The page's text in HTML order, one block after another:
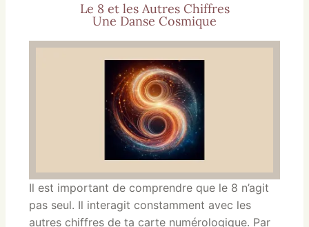
Le 8 et les Autres Chiffres
Une Danse Cosmique
Il est important de comprendre que le 8 n’agit
pas seul. Il interagit constamment avec les
autres chiffres de ta carte numérologique. Par